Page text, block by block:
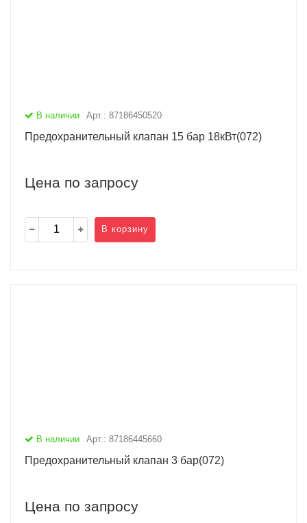
В наличии Арт.: 87186450520
Предохранительный клапан 15 бар 18кВт(072)
Цена по запросу
В корзину
В наличии Арт.: 87186445660
Предохранительный клапан 3 бар(072)
Цена по запросу